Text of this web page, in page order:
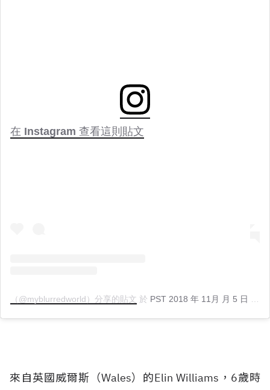
在 Instagram 查看這則貼文
（@myblurredworld）分享的貼文 於 PST 2018 年 11月 月 5 日 上午 9:24
來自英國威爾斯（Wales）的Elin Williams，6歲時